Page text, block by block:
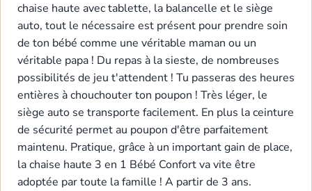
chaise haute avec tablette, la balancelle et le siège
auto, tout le nécessaire est présent pour prendre soin
de ton bébé comme une véritable maman ou un
véritable papa ! Du repas à la sieste, de nombreuses
possibilités de jeu t'attendent ! Tu passeras des heures
entières à chouchouter ton poupon ! Très léger, le
siège auto se transporte facilement. En plus la ceinture
de sécurité permet au poupon d'être parfaitement
maintenu. Pratique, grâce à un important gain de place,
la chaise haute 3 en 1 Bébé Confort va vite être
adoptée par toute la famille ! A partir de 3 ans.